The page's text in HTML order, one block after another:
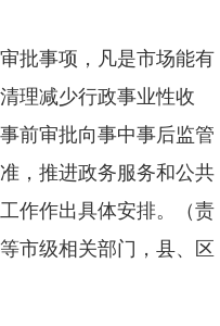
批事项，凡是市场能有
理减少行政事业性收
前审批向事中事后监管
，推进政务服务和公共
作作出具体安排。（责
市级相关部门，县、区